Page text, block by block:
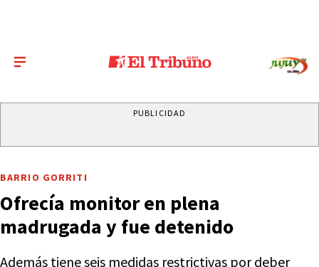
PUBLICIDAD
BARRIO GORRITI
Ofrecía monitor en plena
madrugada y fue detenido
Además tiene seis medidas restrictivas por deber